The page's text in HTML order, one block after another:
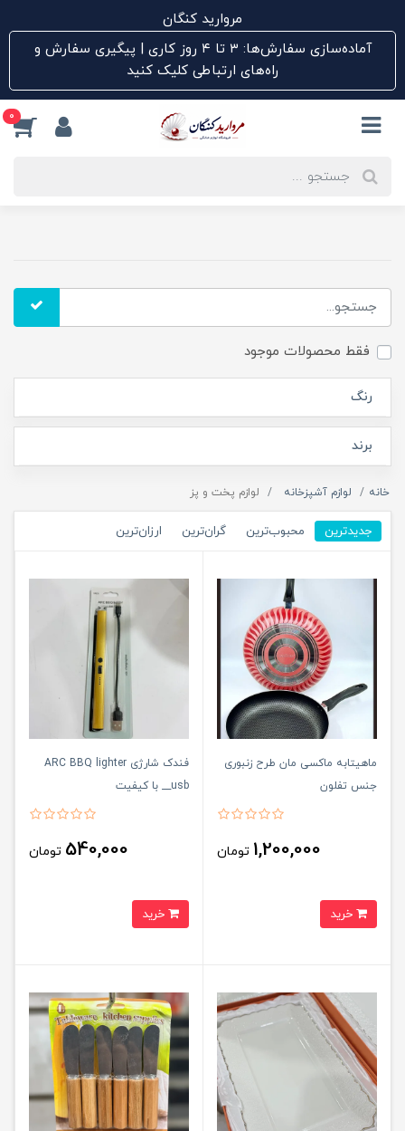
مروارید کنگان
آماده‌سازی سفارش‌ها: ۳ تا ۴ روز کاری | پیگیری سفارش و
راه‌های ارتباطی کلیک کنید
0
فقط محصولات موجود
رنگ
برند
خانه لوازم آشپزخانه لوازم پخت و پز
جدیدترین محبوب‌ترین گران‌ترین ارزان‌ترین
ماهیتابه ماکسی مان طرح زنبوری
جنس تفلون
1,200,000 تومان
فندک شارژی ARC BBQ lighter
_usb_ با کیفیت
540,000 تومان